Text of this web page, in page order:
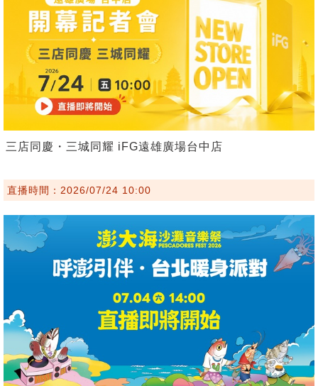
三店同慶・三城同耀 iFG遠雄廣場台中店
直播時間：2026/07/24 10:00